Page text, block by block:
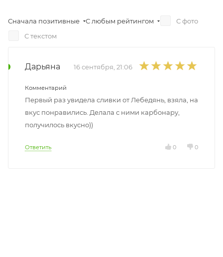
Сначала позитивные С любым рейтингом
С фото
С текстом
Дарьяна 16 сентября, 21:06
Комментарий
Первый раз увидела сливки от Лебедянь, взяла, на
вкус понравились. Делала с ними карбонару,
получилось вкусно))
Ответить 0 0